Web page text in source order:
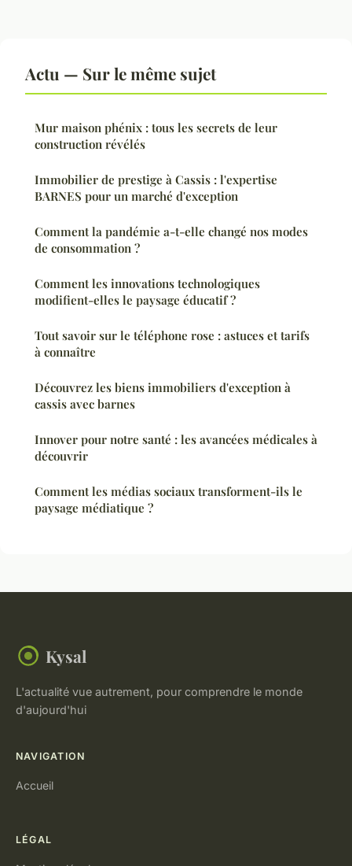
Actu — Sur le même sujet
Mur maison phénix : tous les secrets de leur
construction révélés
Immobilier de prestige à Cassis : l'expertise
BARNES pour un marché d'exception
Comment la pandémie a-t-elle changé nos modes
de consommation ?
Comment les innovations technologiques
modifient-elles le paysage éducatif ?
Tout savoir sur le téléphone rose : astuces et tarifs
à connaître
Découvrez les biens immobiliers d'exception à
cassis avec barnes
Innover pour notre santé : les avancées médicales à
découvrir
Comment les médias sociaux transforment-ils le
paysage médiatique ?
Kysal
L'actualité vue autrement, pour comprendre le monde
d'aujourd'hui
NAVIGATION
Accueil
LÉGAL